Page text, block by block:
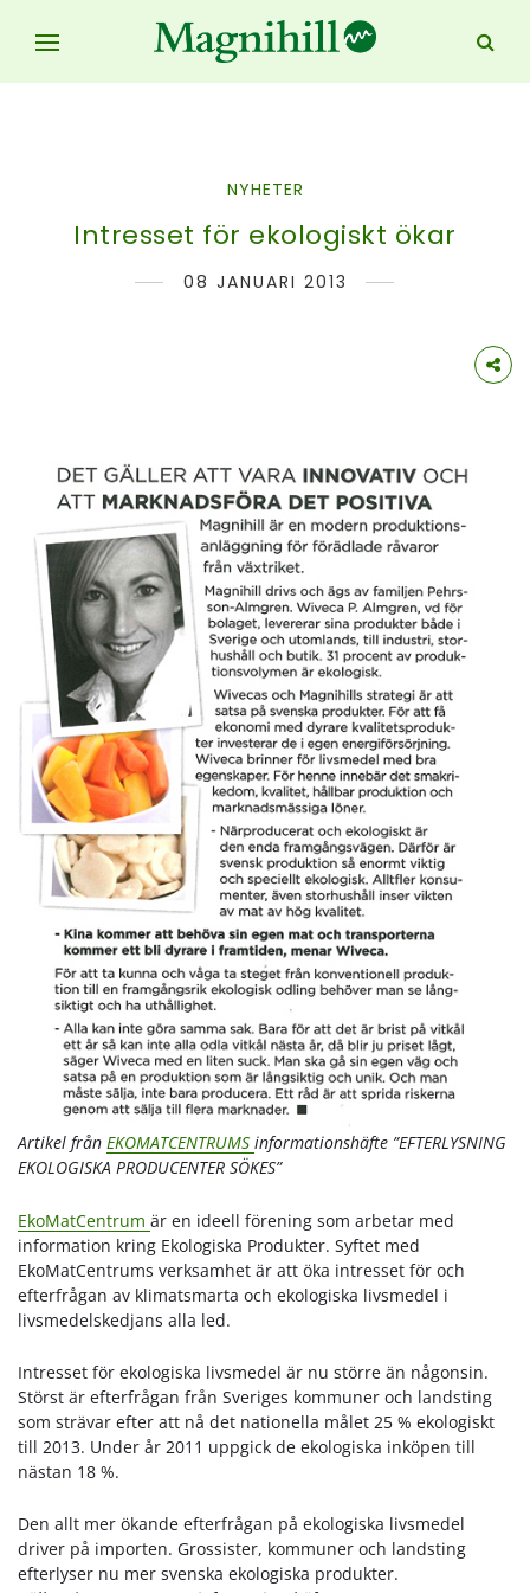
NYHETER
Intresset för ekologiskt ökar
08 JANUARI 2013
Artikel från EKOMATCENTRUMS informationshäfte ”EFTERLYSNING
EKOLOGISKA PRODUCENTER SÖKES”
EkoMatCentrum är en ideell förening som arbetar med
information kring Ekologiska Produkter. Syftet med
EkoMatCentrums verksamhet är att öka intresset för och
efterfrågan av klimatsmarta och ekologiska livsmedel i
livsmedelskedjans alla led.
Intresset för ekologiska livsmedel är nu större än någonsin.
Störst är efterfrågan från Sveriges kommuner och landsting
som strävar efter att nå det nationella målet 25 % ekologiskt
till 2013. Under år 2011 uppgick de ekologiska inköpen till
nästan 18 %.
Den allt mer ökande efterfrågan på ekologiska livsmedel
driver på importen. Grossister, kommuner och landsting
efterlyser nu mer svenska ekologiska produkter.